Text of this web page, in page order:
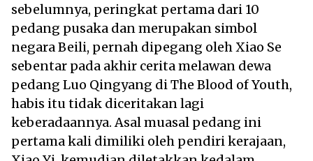
sebelumnya, peringkat pertama dari 10
pedang pusaka dan merupakan simbol
negara Beili, pernah dipegang oleh Xiao Se
sebentar pada akhir cerita melawan dewa
pedang Luo Qingyang di The Blood of Youth,
habis itu tidak diceritakan lagi
keberadaannya. Asal muasal pedang ini
pertama kali dimiliki oleh pendiri kerajaan,